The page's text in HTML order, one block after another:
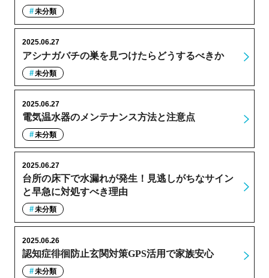
未分類
アシナガバチの巣を見つけたらどうするべきか
2025.06.27
未分類
電気温水器のメンテナンス方法と注意点
2025.06.27
未分類
台所の床下で水漏れが発生！見逃しがちなサイン
と早急に対処すべき理由
2025.06.27
未分類
認知症徘徊防止玄関対策GPS活用で家族安心
2025.06.26
未分類